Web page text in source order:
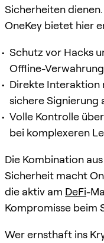
Sicherheiten dienen.
OneKey bietet hier
Schutz vor Hacks
Offline-
Direkte Interaktion
sichere Signierung
Volle Kontrolle
bei komplexeren
Die Kombination
Sicherheit macht
die aktiv am DeFi-
Kompromisse beim
Wer ernsthaft ins